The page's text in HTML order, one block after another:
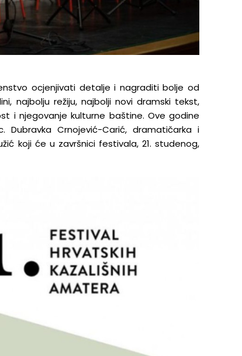
ocjenjivati detalje i nagraditi bolje od
najbolju režiju, najbolji novi dramski tekst,
i njegovanje kulturne baštine. Ove godine
Crnojević-Carić, dramatičarka i
koji će u završnici festivala, 21. studenog,